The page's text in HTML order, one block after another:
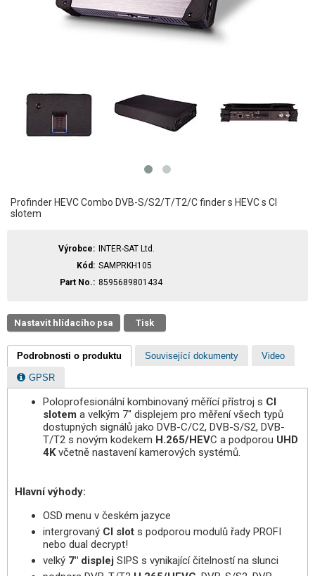
Profinder HEVC Combo DVB-S/S2/T/T2/C finder s HEVC s CI
slotem
Výrobce
INTER-SAT Ltd.
Kód
SAMPRKH105
Part No.
8595689801434
Nastavit hlídacího psa Tisk
Podrobnosti o produktu Související dokumenty Video
GPSR
Poloprofesionální kombinovaný měřící přístroj s CI
slotem a velkým 7" displejem pro měření všech typů
dostupných signálů jako DVB-C/C2, DVB-S/S2, DVB-
T/T2 s novým kodekem H.265/HEVC a podporou UHD
4K včetně nastavení kamerových systémů.
Hlavní výhody:
OSD menu v českém jazyce
intergrovaný CI slot s podporou modulů řady PROFI
nebo dual decrypt!
velký 7" displej SIPS s vynikající čitelností na slunci